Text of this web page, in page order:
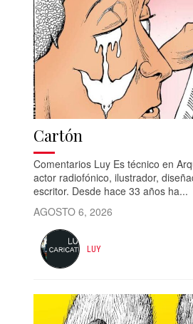
Cartón
Comentarios Luy Es técnico en
actor radiofónico, ilustrador,
escritor. Desde hace 33 años ha...
AGOSTO 6, 2026
LUY